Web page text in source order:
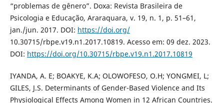
“problemas de gênero”. Doxa: Revista Brasileira de
Psicologia e Educação, Araraquara, v. 19, n. 1, p. 51–61,
jan./jun. 2017. DOI: https://doi.org/
10.30715/rbpe.v19.n1.2017.10819. Acesso em: 09 dez. 2023.
DOI: https://doi.org/10.30715/rbpe.v19.n1.2017.10819
IYANDA, A. E; BOAKYE, K.A; OLOWOFESO, O.H; YONGMEI, L;
GILES, J.S. Determinants of Gender-Based Violence and Its
Physiological Effects Among Women in 12 African Countries.